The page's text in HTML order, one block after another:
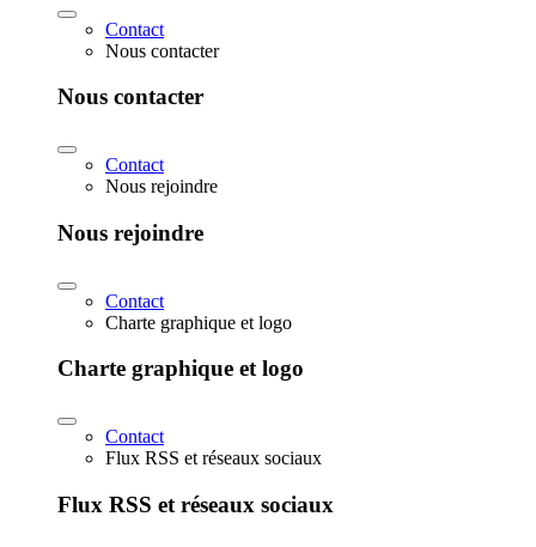
Contact
Nous contacter
Nous contacter
Contact
Nous rejoindre
Nous rejoindre
Contact
Charte graphique et logo
Charte graphique et logo
Contact
Flux RSS et réseaux sociaux
Flux RSS et réseaux sociaux